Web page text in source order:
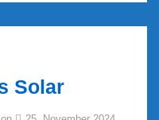
Solar